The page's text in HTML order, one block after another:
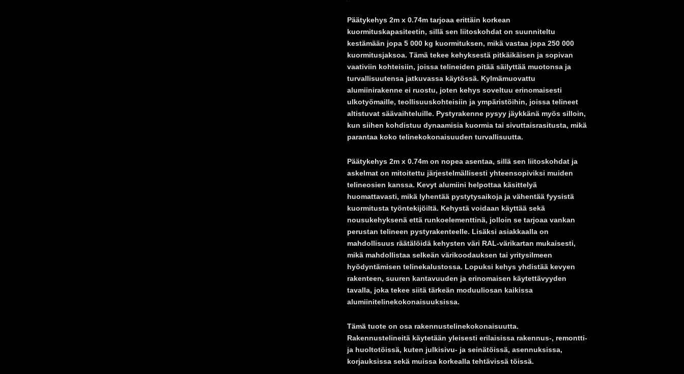
Päätykehys 2m x 0.74m tarjoaa erittäin korkean
kuormituskapasiteetin, sillä sen liitoskohdat on suunniteltu
kestämään jopa 5 000 kg kuormituksen, mikä vastaa jopa 250 000
kuormitusjaksoa. Tämä tekee kehyksestä pitkäikäisen ja sopivan
vaativiin kohteisiin, joissa telineiden pitää säilyttää muotonsa ja
turvallisuutensa jatkuvassa käytössä. Kylmämuovattu
alumiinirakenne ei ruostu, joten kehys soveltuu erinomaisesti
ulkotyömaille, teollisuuskohteisiin ja ympäristöihin, joissa telineet
altistuvat säävaihteluille. Pystyrakenne pysyy jäykkänä myös silloin,
kun siihen kohdistuu dynaamisia kuormia tai sivuttaisrasitusta, mikä
parantaa koko telinekokonaisuuden turvallisuutta.
Päätykehys 2m x 0.74m on nopea asentaa, sillä sen liitoskohdat ja
askelmat on mitoitettu järjestelmällisesti yhteensopiviksi muiden
telineosien kanssa. Kevyt alumiini helpottaa käsittelyä
huomattavasti, mikä lyhentää pystytysaikoja ja vähentää fyysistä
kuormitusta työntekijöiltä. Kehystä voidaan käyttää sekä
nousukehyksenä että runkoelementtinä, jolloin se tarjoaa vankan
perustan telineen pystyrakenteelle. Lisäksi asiakkaalla on
mahdollisuus räätälöidä kehysten väri RAL-värikartan mukaisesti,
mikä mahdollistaa selkeän värikoodauksen tai yritysilmeen
hyödyntämisen telinekalustossa. Lopuksi kehys yhdistää kevyen
rakenteen, suuren kantavuuden ja erinomaisen käytettävyyden
tavalla, joka tekee siitä tärkeän moduuliosan kaikissa
alumiinitelinekokonaisuuksissa.
Tämä tuote on osa rakennustelinekokonaisuutta.
Rakennustelineitä käytetään yleisesti erilaisissa rakennus-, remontti-
ja huoltotöissä, kuten julkisivu- ja seinätöissä, asennuksissa,
korjauksissa sekä muissa korkealla tehtävissä töissä.